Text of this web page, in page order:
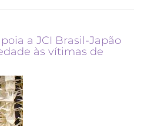
a JCI Brasil-Japão
às vítimas de